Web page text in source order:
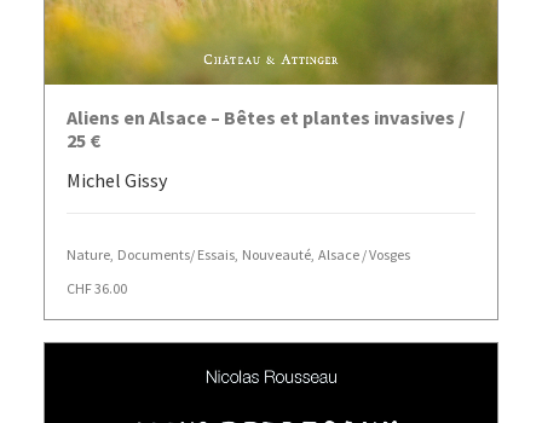
AJOUTER AU PANIER
Aliens en Alsace – Bêtes et plantes invasives /
25 €
Michel Gissy
Nature Documents/ Essais Nouveauté Alsace / Vosges
CHF36.00